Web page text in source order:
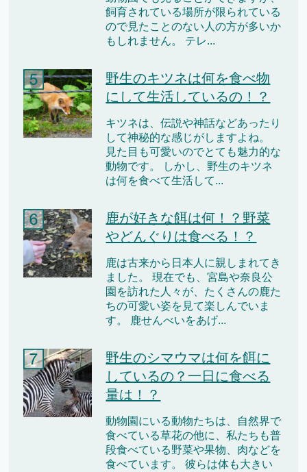
飼育されている場所が限られている
ので見たことのない人の方が多いか
もしれません。 テレ...
野生のキツネは何を食べ物
にして生活しているの！？
キツネは、伝説や神話などあったり
して神秘的な感じがしますよね。
見た目も可愛いのでとても魅力的な
動物です。 しかし、野生のキツネ
は何を食べて生活して...
鹿が好きな餌は何！？野菜
やどんぐりは食べる！？
鹿は古来から日本人に親しまれてき
ました。 現在でも、宮島や奈良公
園を訪れた人々が、たくさんの鹿た
ちの可愛い姿を見て楽しんでいま
す。 鹿せんべいをあげ...
野生のシマウマは何を餌に
しているの？一日に食べる
量は！？
動物園にいる動物たちは、自然界で
食べている草花の他に、私たちも普
段食べている野菜や果物、肉などを
食べています。 彼らは体も大きい